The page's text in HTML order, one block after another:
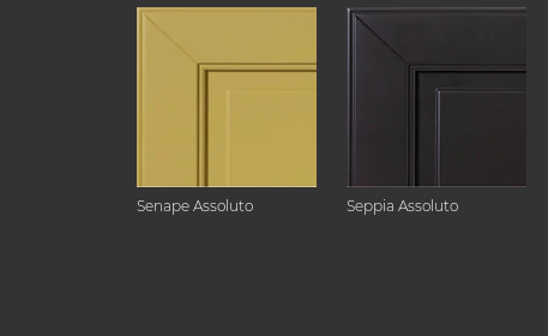
Senape Assoluto Seppia Assoluto